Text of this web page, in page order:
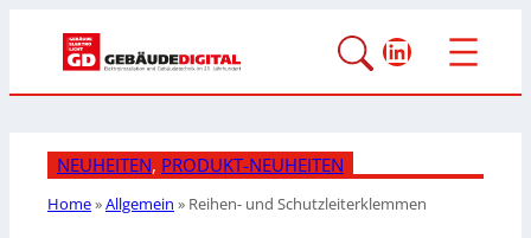
LinkedIn
NEUHEITEN, PRODUKT-NEUHEITEN
Home»Allgemein » Reihen- und Schutzleiterklemmen